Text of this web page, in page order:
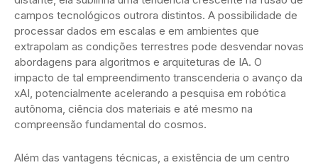
campos tecnológicos outrora distintos. A possibilidade de
processar dados em escalas e em ambientes que
extrapolam as condições terrestres pode desvendar novas
abordagens para algoritmos e arquiteturas de IA. O
impacto de tal empreendimento transcenderia o avanço da
xAI, potencialmente acelerando a pesquisa em robótica
autônoma, ciência dos materiais e até mesmo na
compreensão fundamental do cosmos.
Além das vantagens técnicas, a existência de um centro